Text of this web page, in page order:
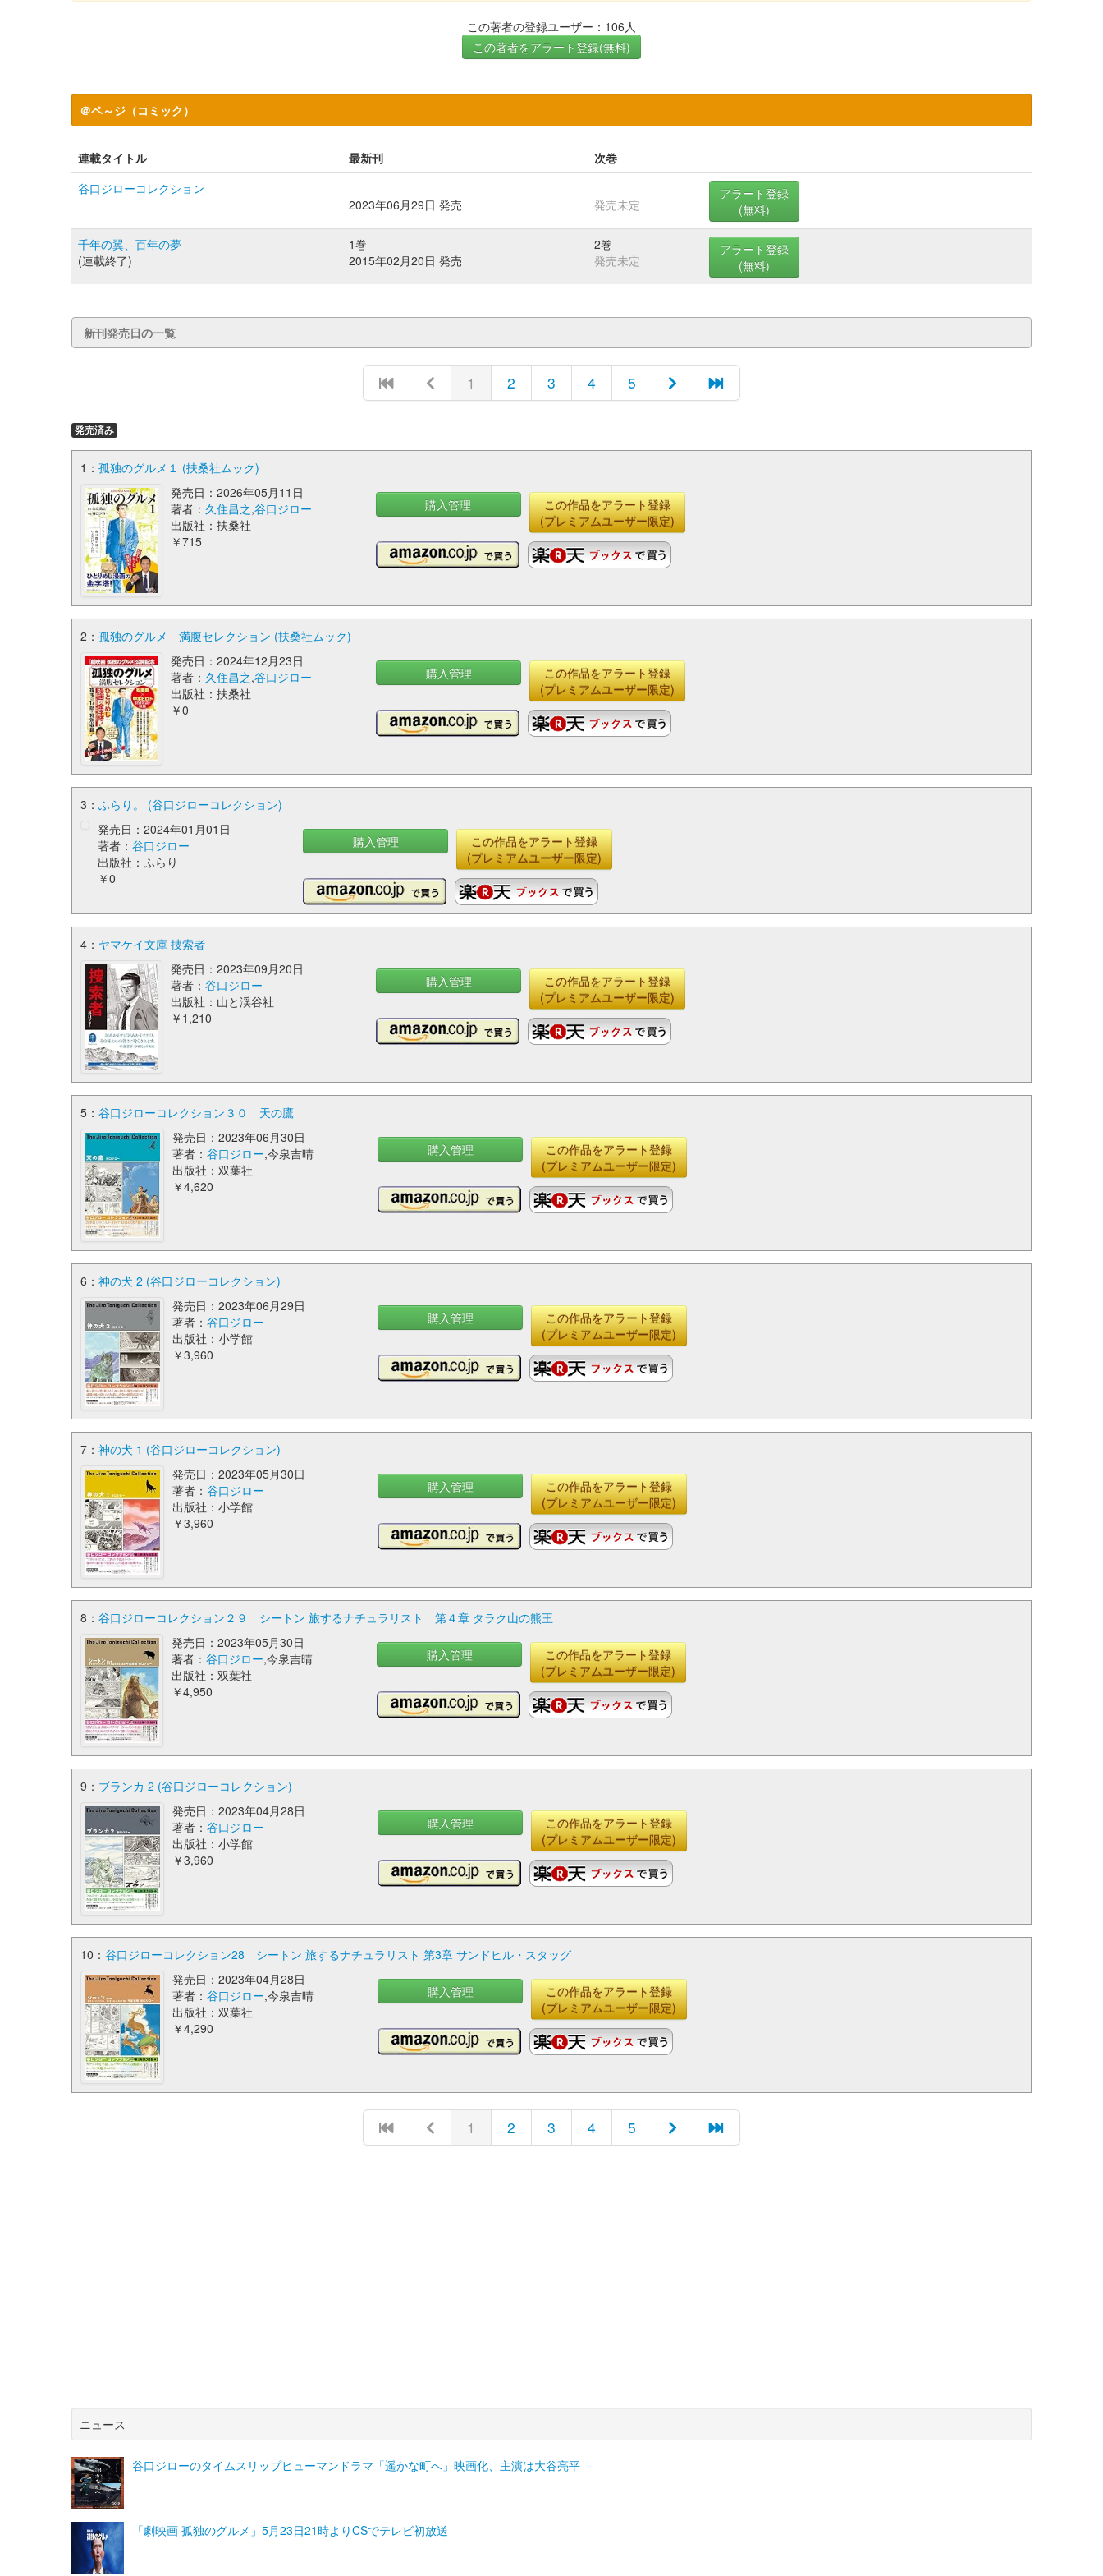
この著者の登録ユーザー：106人
この著者をアラート登録(無料)
＠ペ～ジ（コミック）
連載タイトル 最新刊
次巻
谷口ジローコレクション
2023年06月29日 発売
発売未定
アラート登録
(無料)
千年の翼、百年の夢
(連載終了)
1巻
2015年02月20日 発売
2巻
発売未定
アラート登録
(無料)
新刊発売日の一覧
1 2 3 4 5
発売済み
1： 孤独のグルメ１ (扶桑社ムック)
発売日：2026年05月11日
著者： 久住昌之,谷口ジロー
出版社：扶桑社
￥715
購入管理
この作品をアラート登録
(プレミアムユーザー限定)
2： 孤独のグルメ 満腹セレクション (扶桑社ムック)
発売日：2024年12月23日
著者： 久住昌之,谷口ジロー
出版社：扶桑社
￥0
購入管理
この作品をアラート登録
(プレミアムユーザー限定)
3： ふらり。 (谷口ジローコレクション)
発売日：2024年01月01日
著者： 谷口ジロー
出版社：ふらり
￥0
購入管理
この作品をアラート登録
(プレミアムユーザー限定)
4： ヤマケイ文庫 捜索者
発売日：2023年09月20日
著者：谷口ジロー
出版社：山と渓谷社
￥1,210
購入管理
この作品をアラート登録
(プレミアムユーザー限定)
5： 谷口ジローコレクション３０ 天の鷹
発売日：2023年06月30日
著者： 谷口ジロー,今泉吉晴
出版社：双葉社
￥4,620
購入管理
この作品をアラート登録
(プレミアムユーザー限定)
6： 神の犬 2 (谷口ジローコレクション)
発売日：2023年06月29日
著者： 谷口ジロー
出版社：小学館
￥3,960
購入管理
この作品をアラート登録
(プレミアムユーザー限定)
7： 神の犬 1 (谷口ジローコレクション)
発売日：2023年05月30日
著者： 谷口ジロー
出版社：小学館
￥3,960
購入管理
この作品をアラート登録
(プレミアムユーザー限定)
8： 谷口ジローコレクション２９ シートン 旅するナチュラリスト 第４章 タラク山の熊王
発売日：2023年05月30日
著者：谷口ジロー,今泉吉晴
出版社：双葉社
￥4,950
購入管理
この作品をアラート登録
(プレミアムユーザー限定)
9： ブランカ 2 (谷口ジローコレクション)
発売日：2023年04月28日
著者： 谷口ジロー
出版社：小学館
￥3,960
購入管理
この作品をアラート登録
(プレミアムユーザー限定)
10： 谷口ジローコレクション28 シートン 旅するナチュラリスト 第3章 サンドヒル・スタッグ
発売日：2023年04月28日
著者： 谷口ジロー,今泉吉晴
出版社：双葉社
￥4,290
購入管理
この作品をアラート登録
(プレミアムユーザー限定)
1 2 3 4 5
ニュース
谷口ジローのタイムスリップヒューマンドラマ「遥かな町へ」映画化、主演は大谷亮平
「劇映画 孤独のグルメ」5月23日21時よりCSでテレビ初放送